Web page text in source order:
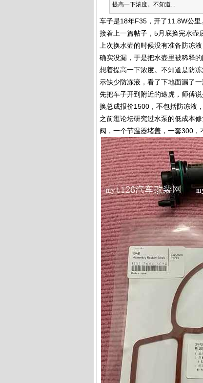
提高一下浓度。不知道...
车子是18年F35，开了11.8W公里
接着上一篇帖子，5月底换完水壶
上次换水壶的时候没有准备防冻
确实没漏，于是把水壶里被稀释
想着提高一下浓度。不知道是防
示缺少防冻液，看了下地面漏了
先把车子开到附近的途虎，师傅
换总成报价1500，不包括防冻液
之前逛论坛研究过水泵的低成本
阀，一个节温器堵盖，一套300，